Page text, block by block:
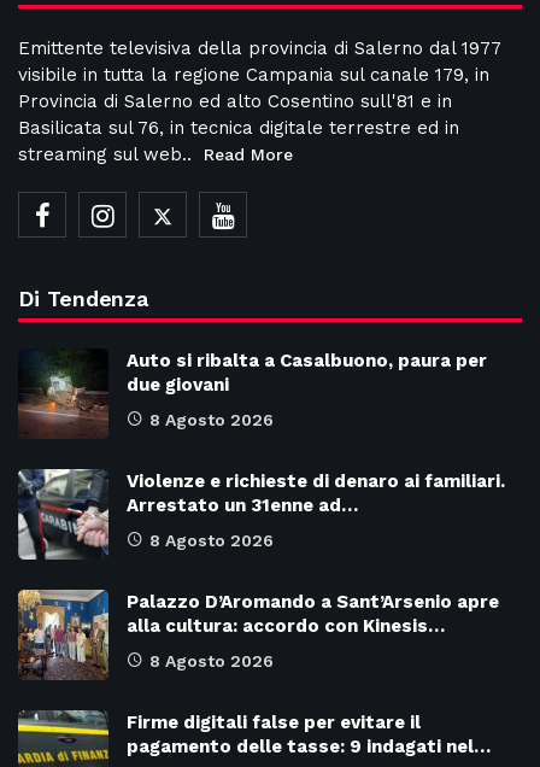
Emittente televisiva della provincia di Salerno dal 1977
visibile in tutta la regione Campania sul canale 179, in
Provincia di Salerno ed alto Cosentino sull'81 e in
Basilicata sul 76, in tecnica digitale terrestre ed in
streaming sul web..
Read More
Di Tendenza
Auto si ribalta a Casalbuono, paura per
due giovani
8 Agosto 2026
Violenze e richieste di denaro ai familiari.
Arrestato un 31enne ad…
8 Agosto 2026
Palazzo D’Aromando a Sant’Arsenio apre
alla cultura: accordo con Kinesis…
8 Agosto 2026
Firme digitali false per evitare il
pagamento delle tasse: 9 indagati nel…